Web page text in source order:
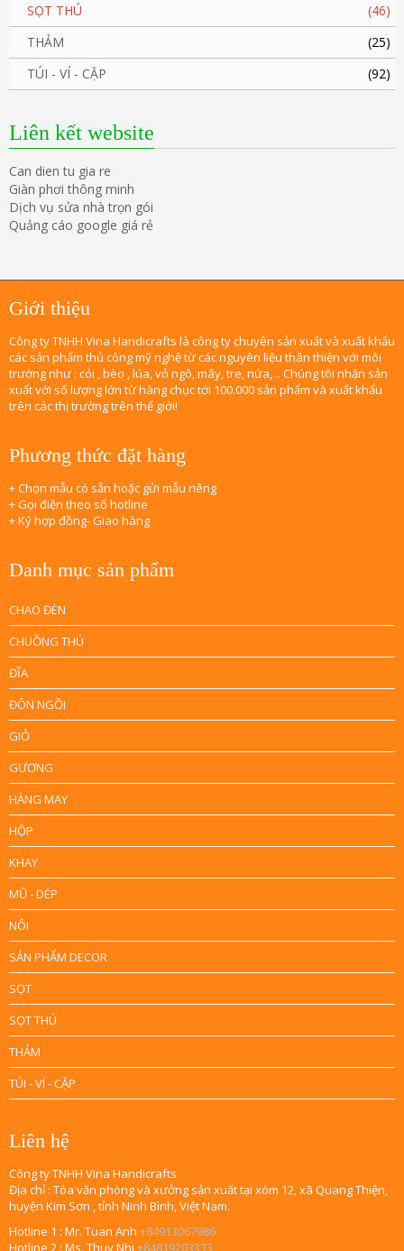
SỌT THÚ
(46)
THẢM
(25)
TÚI - VÍ - CẶP
(92)
Liên kết website
Can dien tu gia re
Giàn phơi thông minh
Dịch vụ sửa nhà trọn gói
Quảng cáo google giá rẻ
Giới thiệu
Công ty TNHH Vina Handicrafts là công ty chuyên sản xuất và xuất khẩu
các sản phẩm thủ công mỹ nghệ từ các nguyên liệu thân thiện với môi
trường như : cói , bèo , lúa, vỏ ngô, mây, tre, nứa,... Chúng tôi nhận sản
xuất với số lượng lớn từ hàng chục tới 100.000 sản phẩm và xuất khẩu
trên các thị trường trên thế giới!
Phương thức đặt hàng
+ Chọn mẫu có sẵn hoặc gửi mẫu riêng
+ Gọi điện theo số hotline
+ Ký hợp đồng- Giao hàng
Danh mục sản phẩm
CHAO ĐÈN
CHUỒNG THÚ
ĐĨA
ĐÔN NGỒI
GIỎ
GƯƠNG
HÀNG MAY
HỘP
KHAY
MŨ - DÉP
NÔI
SẢN PHẨM DECOR
SỌT
SỌT THÚ
THẢM
TÚI - VÍ - CẶP
Liên hệ
Công ty TNHH Vina Handicrafts
Địa chỉ : Tòa văn phòng và xưởng sản xuất tại xóm 12, xã Quang Thiện,
huyện Kim Sơn , tỉnh Ninh Bình, Việt Nam.
Hotline 1 : Mr. Tuan Anh +84913067986
Hotline 2 : Ms. Thuy Nhi +84819203333